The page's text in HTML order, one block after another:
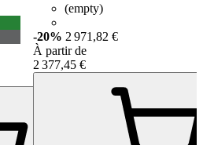
(empty)
-20% 2 971,82 €
À partir de
2 377,45 €